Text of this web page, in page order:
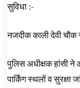
सुविधा :-
नजदीक काली देवी चौक
पुलिस अधीक्षक हांसी ने
पार्किंग स्थलों व सुरक्षा